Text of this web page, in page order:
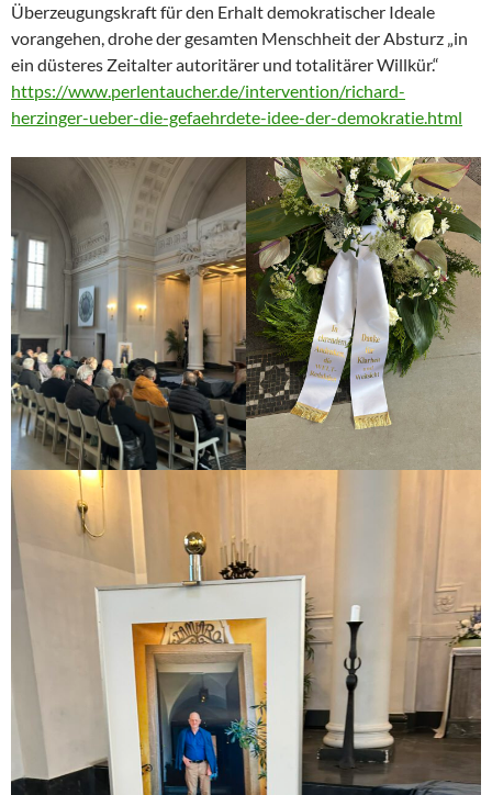
Überzeugungskraft für den Erhalt demokratischer Ideale
vorangehen, drohe der gesamten Menschheit der Absturz „in
ein düsteres Zeitalter autoritärer und totalitärer Willkür.“
https://www.perlentaucher.de/intervention/richard-
herzinger-ueber-die-gefaehrdete-idee-der-demokratie.html